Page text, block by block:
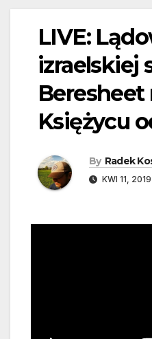
LIVE:
izraelskiej
Beresheet
Księżycu
By Radek
KWI 11, 2019